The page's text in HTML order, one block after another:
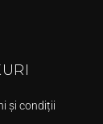
și condiții